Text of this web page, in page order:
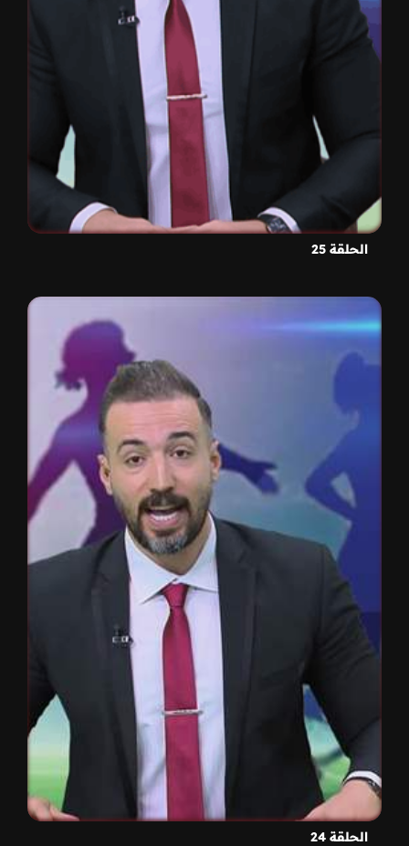
الحلقة 25
الحلقة 24